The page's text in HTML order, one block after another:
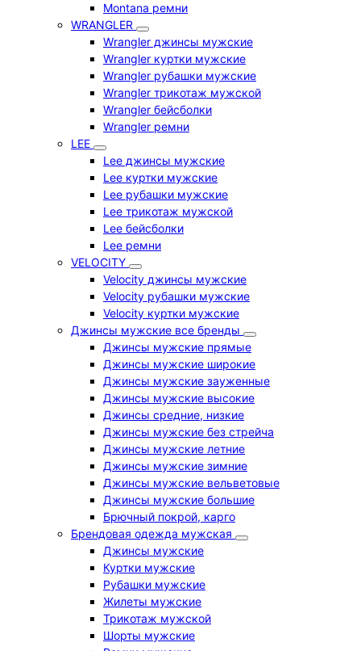
Montana ремни
WRANGLER
Wrangler джинсы мужские
Wrangler куртки мужские
Wrangler рубашки мужские
Wrangler трикотаж мужской
Wrangler бейсболки
Wrangler ремни
LEE
Lee джинсы мужские
Lee куртки мужские
Lee рубашки мужские
Lee трикотаж мужской
Lee бейсболки
Lee ремни
VELOCITY
Velocity джинсы мужские
Velocity рубашки мужские
Velocity куртки мужские
Джинсы мужские все бренды
Джинсы мужские прямые
Джинсы мужские широкие
Джинсы мужские зауженные
Джинсы мужские высокие
Джинсы средние, низкие
Джинсы мужские без стрейча
Джинсы мужские летние
Джинсы мужские зимние
Джинсы мужские вельветовые
Джинсы мужские большие
Брючный покрой, карго
Брендовая одежда мужская
Джинсы мужские
Куртки мужские
Рубашки мужские
Жилеты мужские
Трикотаж мужской
Шорты мужские